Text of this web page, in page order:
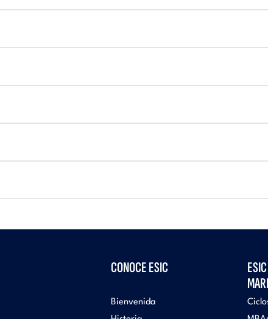
CONOCE ESIC
Bienvenida